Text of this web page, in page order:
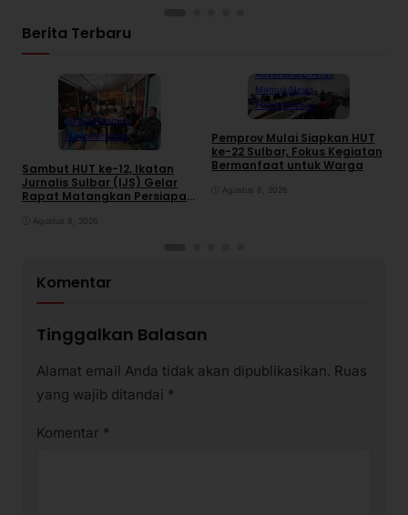
Berita Terbaru
DaerahMamuju
NewsPeristiwa
Sambut HUT ke-12, Ikatan
Jurnalis Sulbar (IJS) Gelar
Rapat Matangkan Persiapan
Agustus 8, 2026
AdvertorialDaerah
MamujuNews
Pemerintahan
Pemprov Mulai Siapkan HUT
ke-22 Sulbar, Fokus Kegiatan
Bermanfaat untuk Warga
Agustus 8, 2026
Komentar
Tinggalkan Balasan
Alamat email Anda tidak akan dipublikasikan. Ruas
yang wajib ditandai *
Komentar *